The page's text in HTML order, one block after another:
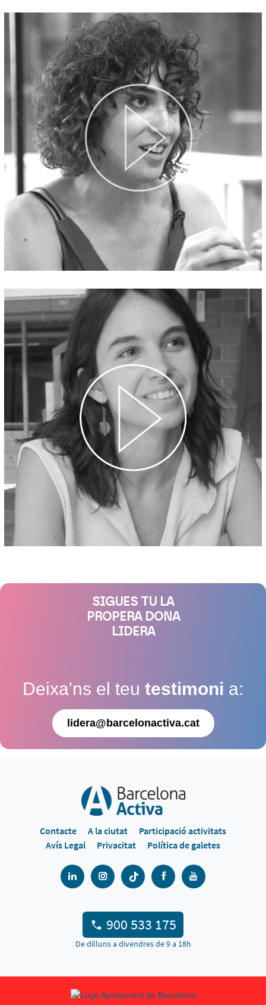
SIGUES TU LA
PROPERA DONA
LIDERA
Deixa'ns el teu testimoni a:
lidera@barcelonactiva.cat
Contacte A la ciutat
Participació activitats
Avís Legal
Privacitat Política de galetes
900 533 175
De dilluns a divendres de 9 a 18h